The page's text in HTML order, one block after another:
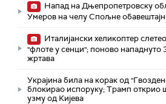
Напад на Дњепропетровску
Умеров на челу Спољне
Италијански хеликоптер
"флоте у сенци"; поново нападнуто
жртава
Украјина била на корак од
блокирао испоруку; Трамп открио
узму од Кијева